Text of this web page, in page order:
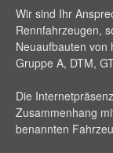
Wir sind Ihr
Rennfahrzeugen,
Neuaufbauten von
Gruppe A, DTM,
Die Internetpräsenz
Zusammenhang
benannten